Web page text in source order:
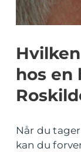
hos en
Når du
kan du